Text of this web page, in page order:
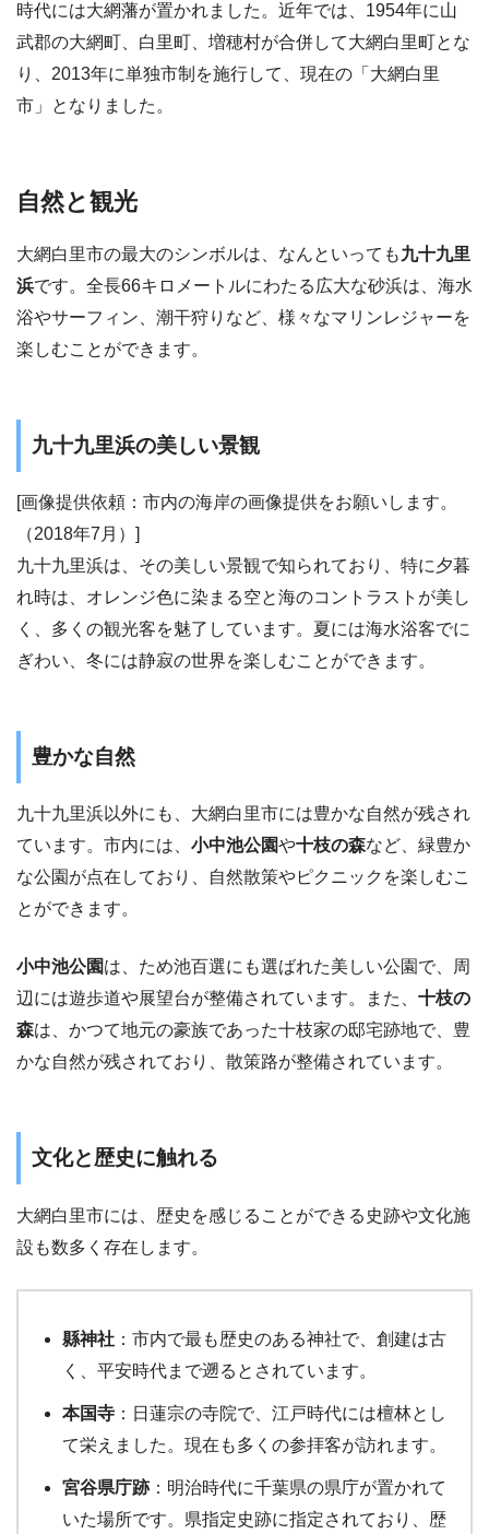
時代には大網藩が置かれました。近年では、1954年に山
武郡の大網町、白里町、増穂村が合併して大網白里町とな
り、2013年に単独市制を施行して、現在の「大網白里
市」となりました。
自然と観光
大網白里市の最大のシンボルは、なんといっても九十九里
浜です。全長66キロメートルにわたる広大な砂浜は、海水
浴やサーフィン、潮干狩りなど、様々なマリンレジャーを
楽しむことができます。
九十九里浜の美しい景観
[画像提供依頼：市内の海岸の画像提供をお願いします。
（2018年7月）]
九十九里浜は、その美しい景観で知られており、特に夕暮
れ時は、オレンジ色に染まる空と海のコントラストが美し
く、多くの観光客を魅了しています。夏には海水浴客でに
ぎわい、冬には静寂の世界を楽しむことができます。
豊かな自然
九十九里浜以外にも、大網白里市には豊かな自然が残され
ています。市内には、 小中池公園や十枝の森など、緑豊か
な公園が点在しており、自然散策やピクニックを楽しむこ
とができます。
小中池公園は、ため池百選にも選ばれた美しい公園で、周
辺には遊歩道や展望台が整備されています。また、 十枝の
森は、かつて地元の豪族であった十枝家の邸宅跡地で、豊
かな自然が残されており、散策路が整備されています。
文化と歴史に触れる
大網白里市には、歴史を感じることができる史跡や文化施
設も数多く存在します。
縣神社 ：市内で最も歴史のある神社で、創建は古
く、平安時代まで遡るとされています。
本国寺 ：日蓮宗の寺院で、江戸時代には檀林とし
て栄えました。現在も多くの参拝客が訪れます。
宮谷県庁跡：明治時代に千葉県の県庁が置かれて
いた場所です。県指定史跡に指定されており、歴